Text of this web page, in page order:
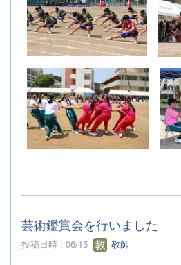
芸術鑑賞会を行いました
投稿日時 : 06/15 教師